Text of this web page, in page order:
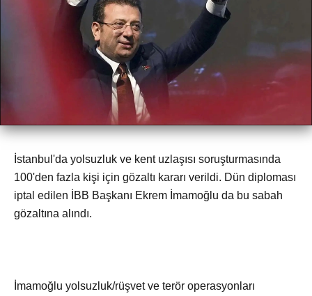
İstanbul'da yolsuzluk ve kent uzlaşısı soruşturmasında
100'den fazla kişi için gözaltı kararı verildi. Dün diploması
iptal edilen İBB Başkanı Ekrem İmamoğlu da bu sabah
gözaltına alındı.
İmamoğlu yolsuzluk/rüşvet ve terör operasyonları